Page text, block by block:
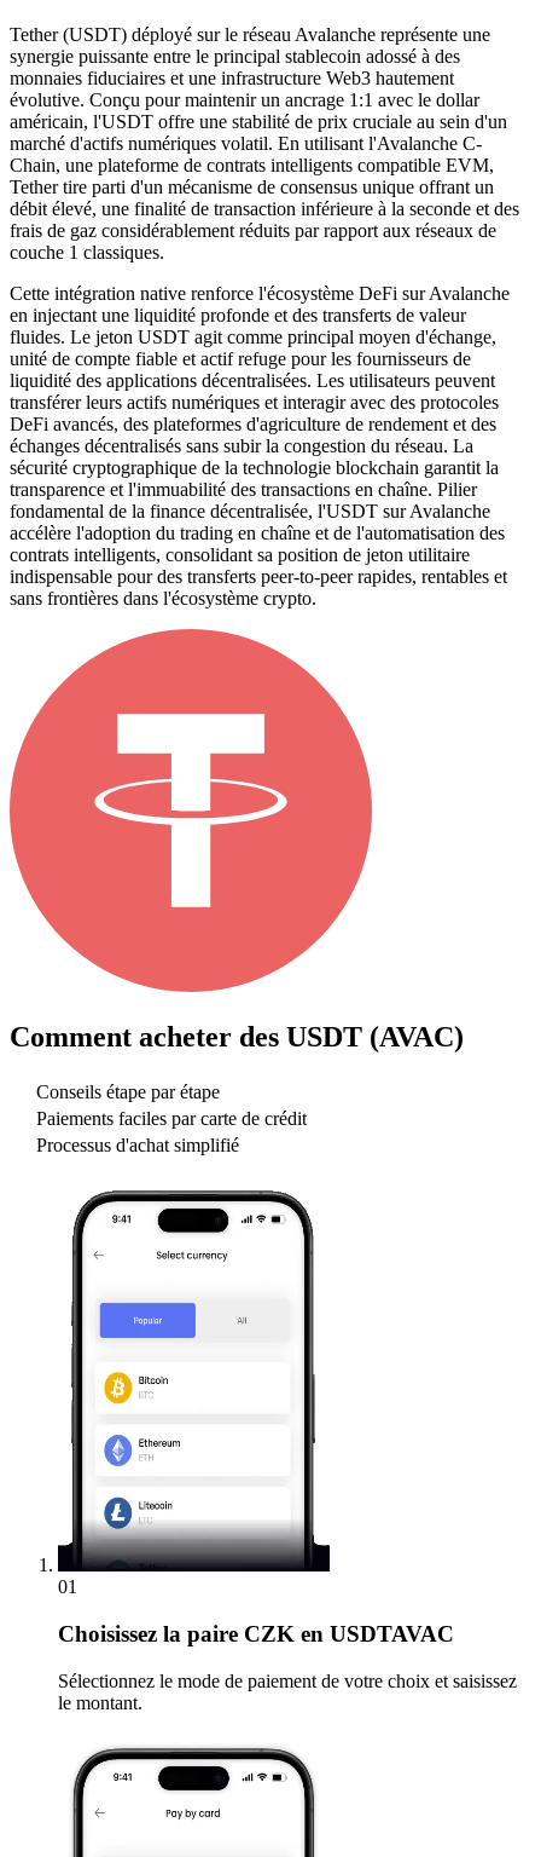
Tether (USDT) déployé sur le réseau Avalanche représente une
synergie puissante entre le principal stablecoin adossé à des
monnaies fiduciaires et une infrastructure Web3 hautement
évolutive. Conçu pour maintenir un ancrage 1:1 avec le dollar
américain, l'USDT offre une stabilité de prix cruciale au sein d'un
marché d'actifs numériques volatil. En utilisant l'Avalanche C-
Chain, une plateforme de contrats intelligents compatible EVM,
Tether tire parti d'un mécanisme de consensus unique offrant un
débit élevé, une finalité de transaction inférieure à la seconde et des
frais de gaz considérablement réduits par rapport aux réseaux de
couche 1 classiques.
Cette intégration native renforce l'écosystème DeFi sur Avalanche
en injectant une liquidité profonde et des transferts de valeur
fluides. Le jeton USDT agit comme principal moyen d'échange,
unité de compte fiable et actif refuge pour les fournisseurs de
liquidité des applications décentralisées. Les utilisateurs peuvent
transférer leurs actifs numériques et interagir avec des protocoles
DeFi avancés, des plateformes d'agriculture de rendement et des
échanges décentralisés sans subir la congestion du réseau. La
sécurité cryptographique de la technologie blockchain garantit la
transparence et l'immuabilité des transactions en chaîne. Pilier
fondamental de la finance décentralisée, l'USDT sur Avalanche
accélère l'adoption du trading en chaîne et de l'automatisation des
contrats intelligents, consolidant sa position de jeton utilitaire
indispensable pour des transferts peer-to-peer rapides, rentables et
sans frontières dans l'écosystème crypto.
Comment acheter des USDT (AVAC)
Conseils étape par étape
Paiements faciles par carte de crédit
Processus d'achat simplifié
01
Choisissez la paire CZK en USDTAVAC
Sélectionnez le mode de paiement de votre choix et saisissez
le montant.